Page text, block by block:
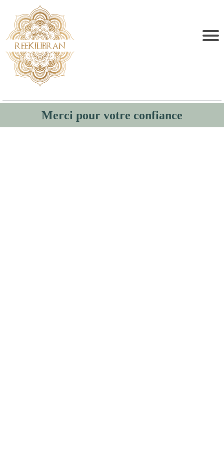
Merci pour votre confiance